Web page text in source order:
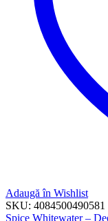
Adaugă în Wishlist
SKU: 4084500490581
Spice Whitewater –